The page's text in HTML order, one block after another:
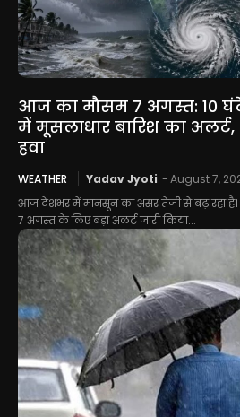
आज का मौसम 7 अगस्त: 10 घंटे
में मूसलाधार बारिश का
हवा
WEATHER Yadav Jyoti -August 7,
आज देशभर में मानसून का असर तेजी से बढ़ रहा है।
7 अगस्त के लिए बड़ा अलर्ट जारी किया...